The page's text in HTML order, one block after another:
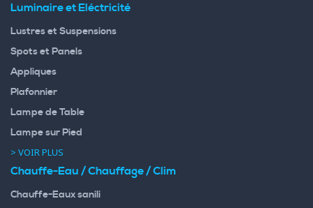
Luminaire et Eléctricité
Lustres et Suspensions
Spots et Panels
Appliques
Plafonnier
Lampe de Table
Lampe sur Pied
> VOIR PLUS
Chauffe-Eau / Chauffage / Clim
Chauffe-Eaux sanili